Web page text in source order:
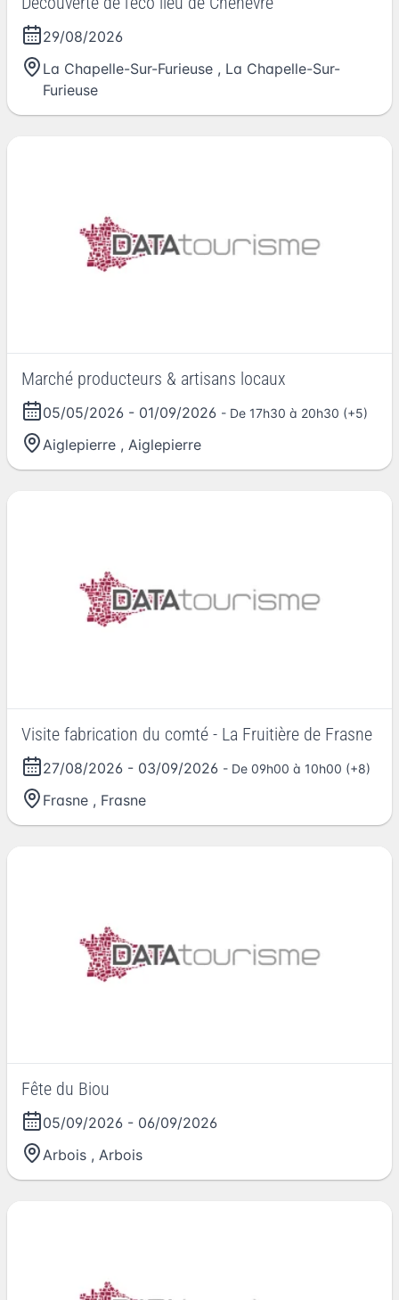
29/08/2026
La Chapelle-Sur-Furieuse , La Chapelle-Sur-
Furieuse
Marché producteurs & artisans locaux
05/05/2026 - 01/09/2026 - De 17h30 à 20h30 (+5)
Aiglepierre , Aiglepierre
Visite fabrication du comté - La Fruitière de Frasne
27/08/2026 - 03/09/2026 - De 09h00 à 10h00 (+8)
Frasne , Frasne
Fête du Biou
05/09/2026 - 06/09/2026
Arbois , Arbois